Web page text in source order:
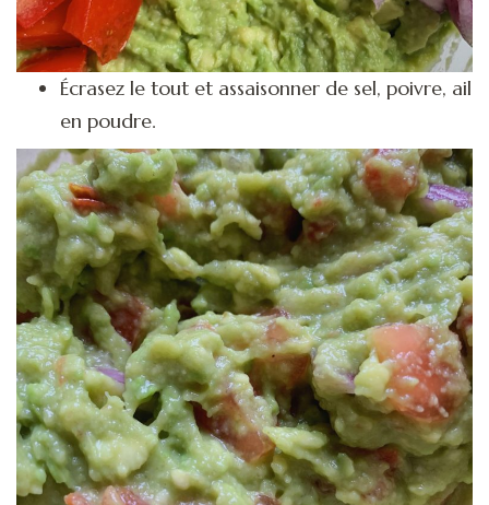
Écrasez le tout et assaisonner de sel, poivre, ail
en poudre.